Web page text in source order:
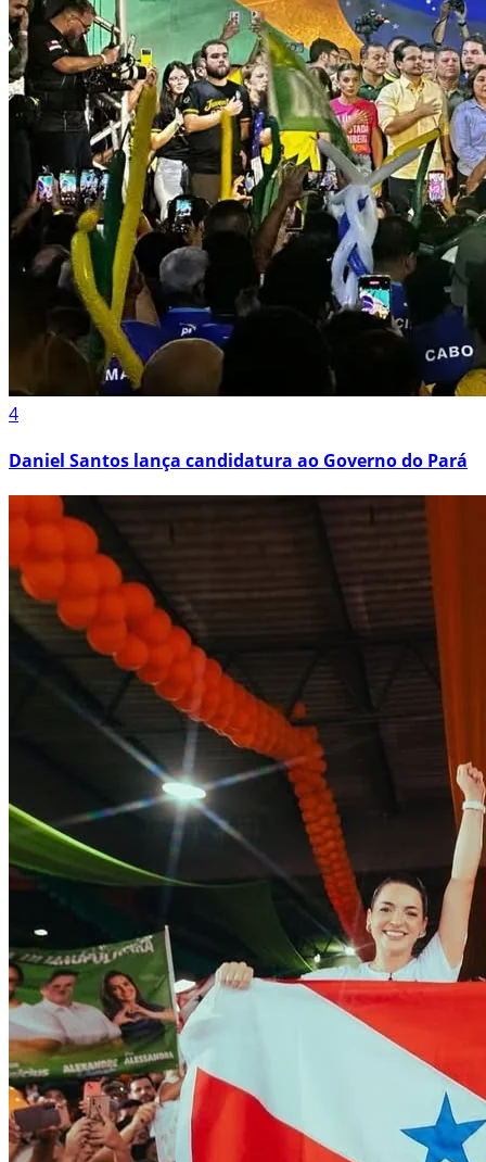
4
Daniel Santos lança candidatura ao Governo do Pará